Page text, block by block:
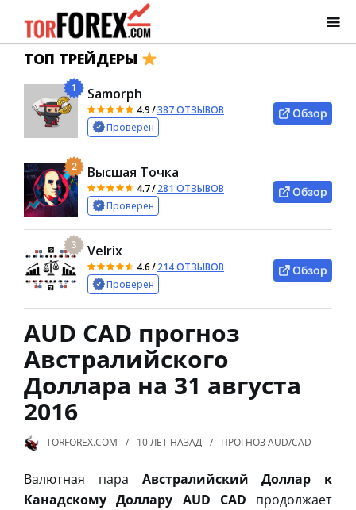
ТОП ТРЕЙДЕРЫ
1 Samorph
4.9/387 ОТЗЫВОВ
Проверен
Обзор
2 Высшая Точка
4.7/281 ОТЗЫВОВ
Проверен
Обзор
3 Velrix
4.6/214 ОТЗЫВОВ
Проверен
Обзор
AUD CAD прогноз
Австралийского
Доллара на 31 августа
2016
TORFOREX.COM 10 ЛЕТ НАЗАД ПРОГНОЗ AUD/CAD
Валютная пара Австралийский Доллар к
Канадскому Доллару AUD CAD продолжает